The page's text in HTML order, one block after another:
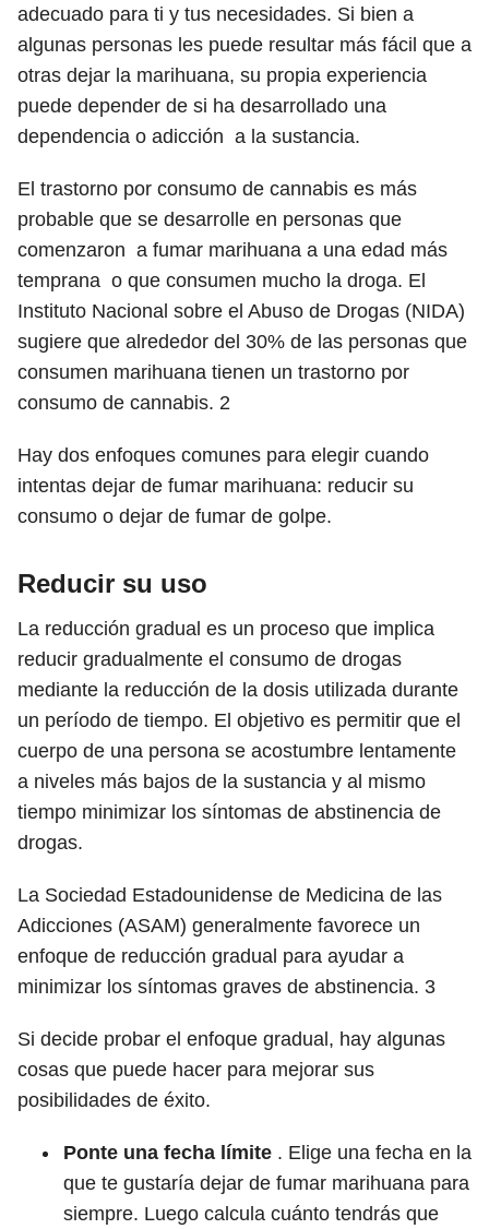
adecuado para ti y tus necesidades. Si bien a
algunas personas les puede resultar más fácil que a
otras dejar la marihuana, su propia experiencia
puede depender de si ha desarrollado una
dependencia o adicción a la sustancia.
El trastorno por consumo de cannabis es más
probable que se desarrolle en personas que
comenzaron a fumar marihuana a una edad más
temprana o que consumen mucho la droga. El
Instituto Nacional sobre el Abuso de Drogas (NIDA)
sugiere que alrededor del 30% de las personas que
consumen marihuana tienen un trastorno por
consumo de cannabis. 2
Hay dos enfoques comunes para elegir cuando
intentas dejar de fumar marihuana: reducir su
consumo o dejar de fumar de golpe.
Reducir su uso
La reducción gradual es un proceso que implica
reducir gradualmente el consumo de drogas
mediante la reducción de la dosis utilizada durante
un período de tiempo. El objetivo es permitir que el
cuerpo de una persona se acostumbre lentamente
a niveles más bajos de la sustancia y al mismo
tiempo minimizar los síntomas de abstinencia de
drogas.
La Sociedad Estadounidense de Medicina de las
Adicciones (ASAM) generalmente favorece un
enfoque de reducción gradual para ayudar a
minimizar los síntomas graves de abstinencia. 3
Si decide probar el enfoque gradual, hay algunas
cosas que puede hacer para mejorar sus
posibilidades de éxito.
Ponte una fecha límite . Elige una fecha en la
que te gustaría dejar de fumar marihuana para
siempre. Luego calcula cuánto tendrás que